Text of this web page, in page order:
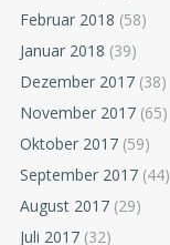
Februar 2018 (58)
Januar 2018 (39)
Dezember 2017 (38)
November 2017 (65)
Oktober 2017 (59)
September 2017 (44)
August 2017 (29)
Juli 2017 (32)